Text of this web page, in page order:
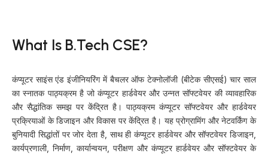
What Is B.Tech CSE?
कंप्यूटर साइंस एंड इंजीनियरिंग में बैचलर ऑफ टेक्नोलॉजी (बीटेक सीएसई) चार साल
का स्नातक पाठ्यक्रम है जो कंप्यूटर हार्डवेयर और उन्नत सॉफ्टवेयर की व्यावहारिक
और सैद्धांतिक समझ पर केंद्रित है। पाठ्यक्रम कंप्यूटर सॉफ्टवेयर और हार्डवेयर
प्रक्रियाओं के डिजाइन और विकास पर केंद्रित है। यह प्रोग्रामिंग और नेटवर्किंग के
बुनियादी सिद्धांतों पर जोर देता है, साथ ही कंप्यूटर हार्डवेयर और सॉफ्टवेयर डिजाइन,
कार्यप्रणाली, निर्माण, कार्यान्वयन, परीक्षण और कंप्यूटर हार्डवेयर और सॉफ्टवेयर के